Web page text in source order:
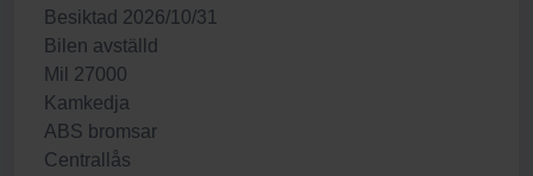
Besiktad 2026/10/31
Bilen avställd
Mil 27000
Kamkedja
ABS bromsar
Centrallås